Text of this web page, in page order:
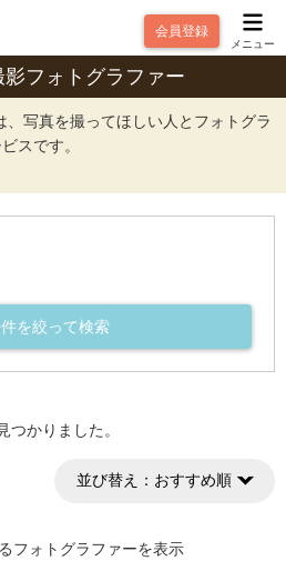
会員登録
メニュー
フォトグラファー
写真を撮ってほしい人とフォトグラ
スです。
を絞って検索
つかりました。
並び替え： おすすめ順
フォトグラファーを表示